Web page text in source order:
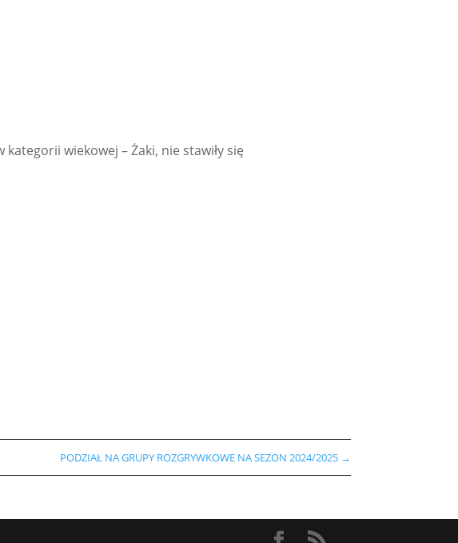
kategorii wiekowej – Żaki, nie stawiły się
PODZIAŁ NA GRUPY ROZGRYWKOWE NA SEZON 2024/2025→